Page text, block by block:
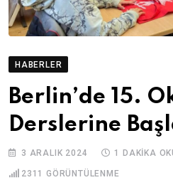
HABERLER
Berlin’de 15.
Derslerine
3 ARALIK 2024 1 DAKIKA
2311 GÖRÜNTÜLENME